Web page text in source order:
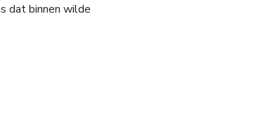
dat binnen wilde